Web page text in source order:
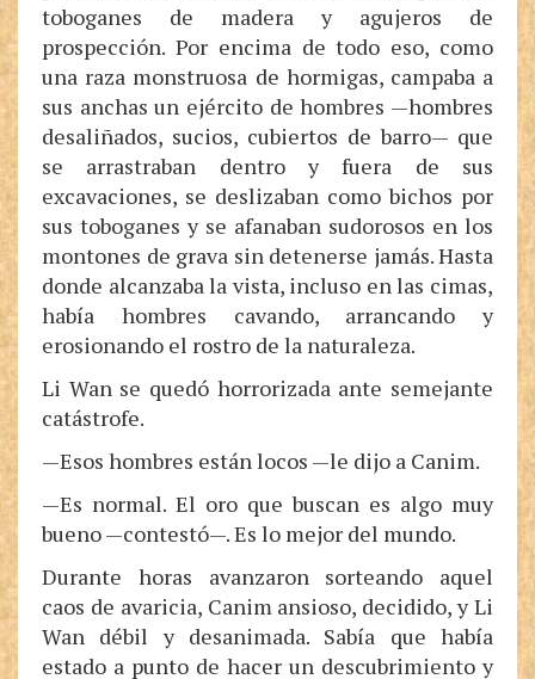
toboganes de madera y agujeros de
prospección. Por encima de todo eso, como
una raza monstruosa de hormigas, campaba a
sus anchas un ejército de hombres —hombres
desaliñados, sucios, cubiertos de barro— que
se arrastraban dentro y fuera de sus
excavaciones, se deslizaban como bichos por
sus toboganes y se afanaban sudorosos en los
montones de grava sin detenerse jamás. Hasta
donde alcanzaba la vista, incluso en las cimas,
había hombres cavando, arrancando y
erosionando el rostro de la naturaleza.
Li Wan se quedó horrorizada ante semejante
catástrofe.
—Esos hombres están locos —le dijo a Canim.
—Es normal. El oro que buscan es algo muy
bueno —contestó—. Es lo mejor del mundo.
Durante horas avanzaron sorteando aquel
caos de avaricia, Canim ansioso, decidido, y Li
Wan débil y desanimada. Sabía que había
estado a punto de hacer un descubrimiento y